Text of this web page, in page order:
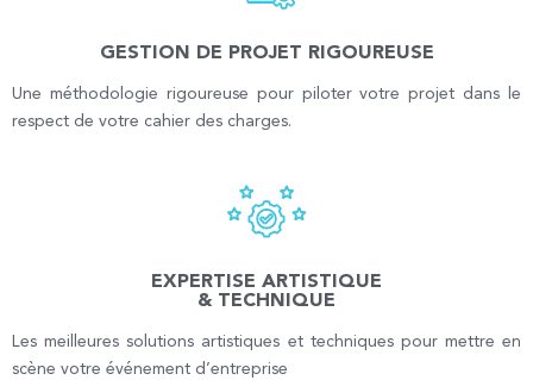
GESTION DE PROJET RIGOUREUSE
Une méthodologie rigoureuse pour piloter votre projet dans le
respect de votre cahier des charges.
EXPERTISE ARTISTIQUE
& TECHNIQUE
Les meilleures solutions artistiques et techniques pour mettre en
scène votre événement d’entreprise